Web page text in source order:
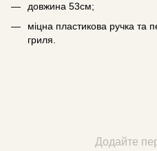
довжина 53см;
міцна пластикова ручка та
гриля.
Додайте